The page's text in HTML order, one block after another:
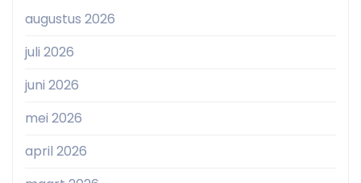
augustus 2026
juli 2026
juni 2026
mei 2026
april 2026